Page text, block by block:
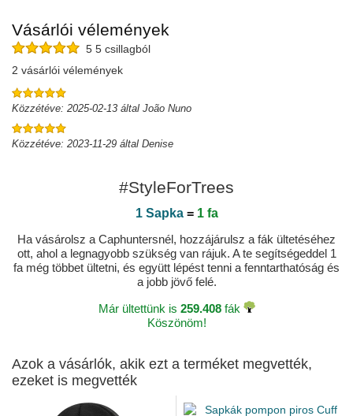
Vásárlói vélemények
5 5 csillagból
2 vásárlói vélemények
Közzétéve: 2025-02-13 által João Nuno
Közzétéve: 2023-11-29 által Denise
#StyleForTrees
1 Sapka= 1 fa
Ha vásárolsz a Caphuntersnél, hozzájárulsz a fák ültetéséhez
ott, ahol a legnagyobb szükség van rájuk. A te segítségeddel 1
fa még többet ültetni, és együtt lépést tenni a fenntarthatóság és
a jobb jövő felé.
Már ültettünk is 259.408fák
Köszönöm!
Azok a vásárlók, akik ezt a terméket megvették,
ezeket is megvették